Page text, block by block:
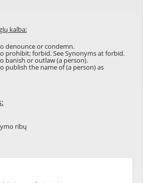
kalba:
denounce or condemn.
prohibit; forbid. See Synonyms atforbid.
banish or outlaw (a person).
publish the name of (a person) as
ribų